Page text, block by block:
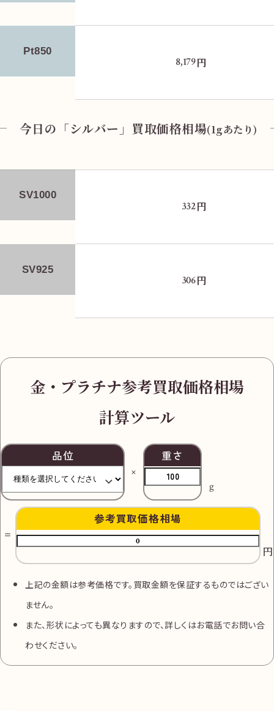
Pt850
8,179円
今日の「シルバー」買取価格相場(1gあたり)
SV1000
332円
SV925
306円
金・プラチナ参考買取価格相場
計算ツール
品位 重さ
g
参考買取価格相場
円
上記の金額は参考価格です。買取金額を保証するものではござい
ません。
また、形状によっても異なりますので、詳しくはお電話でお問い合
わせください。